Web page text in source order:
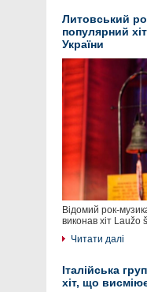
Литовський
популярний
України
Відомий рок-
виконав хіт Laužo
Читати далі
Італійська
хіт, що